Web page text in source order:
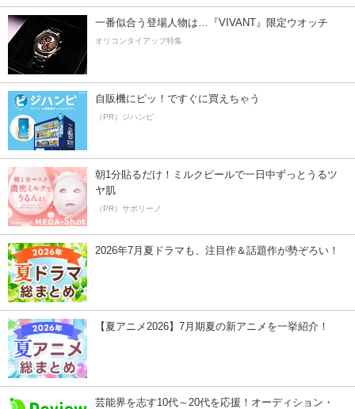
一番似合う登場人物は…『VIVANT』限定ウオッチ
オリコンタイアップ特集
自販機にピッ！ですぐに買えちゃう
（PR）ジハンピ
朝1分貼るだけ！ミルクピールで一日中ずっとうるツ
ヤ肌
（PR）サボリーノ
2026年7月夏ドラマも、注目作＆話題作が勢ぞろい！
【夏アニメ2026】7月期夏の新アニメを一挙紹介！
芸能界を志す10代～20代を応援！オーディション・